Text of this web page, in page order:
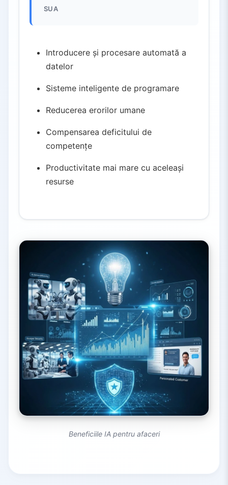
SUA
Introducere și procesare automată a
datelor
Sisteme inteligente de programare
Reducerea erorilor umane
Compensarea deficitului de
competențe
Productivitate mai mare cu aceleași
resurse
Beneficiile IA pentru afaceri